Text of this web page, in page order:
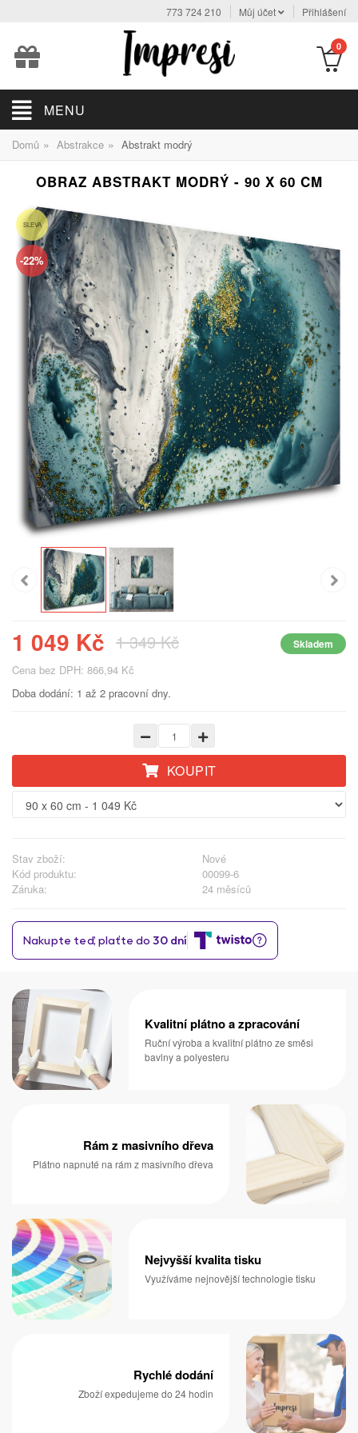
773 724 210 Můj účet Přihlášení
0
MENU
Domů » Abstrakce » Abstrakt modrý
OBRAZ ABSTRAKT MODRÝ - 90 X 60 CM
SLEVA
-22%
1 049 Kč 1 349 Kč Skladem
Cena bez DPH: 866,94 Kč
Doba dodání: 1 až 2 pracovní dny.
KOUPIT
Stav zboží:
Nové
Kód produktu:
00099-6
Záruka:
24 měsíců
Kvalitní plátno a zpracování
Ruční výroba a kvalitní plátno ze směsi
bavlny a polyesteru
Rám z masivního dřeva
Plátno napnuté na rám z masivního dřeva
Nejvyšší kvalita tisku
Využíváme nejnovější technologie tisku
Rychlé dodání
Zboží expedujeme do 24 hodin